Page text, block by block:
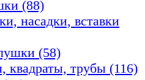
(88)
насадки, вставки
(58)
квадраты, трубы (116)